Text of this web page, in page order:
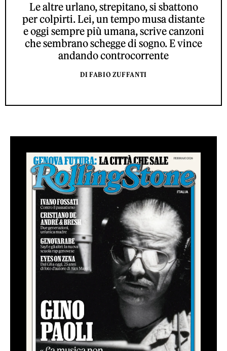
Le altre urlano, strepitano, si sbattono
per colpirti. Lei, un tempo musa distante
e oggi sempre più umana, scrive canzoni
che sembrano schegge di sogno. E vince
andando controcorrente
DI FABIO ZUFFANTI